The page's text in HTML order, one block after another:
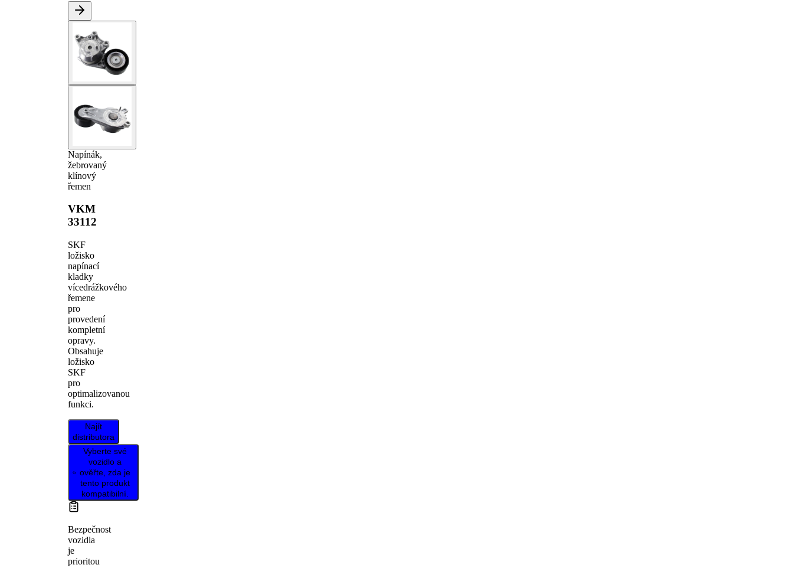
Napínák,
žebrovaný
klínový
řemen
VKM
33112
SKF
ložisko
napínací
kladky
vícedrážkového
řemene
pro
provedení
kompletní
opravy.
Obsahuje
ložisko
SKF
pro
optimalizovanou
funkci.
Najít
distributora
Vyberte své
vozidlo a
ověřte, zda je
tento produkt
kompatibilní.
Bezpečnost
vozidla
je
prioritou